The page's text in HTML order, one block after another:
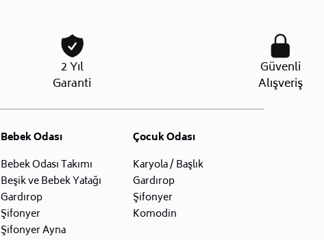
2 Yıl
Garanti
Güvenli
Alışveriş
Bebek Odası
Bebek Odası Takımı
Beşik ve Bebek Yatağı
Gardırop
Şifonyer
Şifonyer Ayna
Çocuk Odası
Karyola / Başlık
Gardırop
Şifonyer
Komodin